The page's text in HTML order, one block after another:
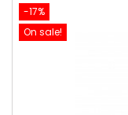
-17%
On sale!